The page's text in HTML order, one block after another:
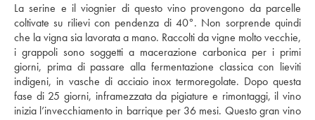
La serine e il viognier di questo vino provengono da parcelle
coltivate su rilievi con pendenza di 40°. Non sorprende quindi
che la vigna sia lavorata a mano. Raccolti da vigne molto vecchie,
i grappoli sono soggetti a macerazione carbonica per i primi
giorni, prima di passare alla fermentazione classica con lieviti
indigeni, in vasche di acciaio inox termoregolate. Dopo questa
fase di 25 giorni, inframezzata da pigiature e rimontaggi, il vino
inizia l’invecchiamento in barrique per 36 mesi. Questo gran vino